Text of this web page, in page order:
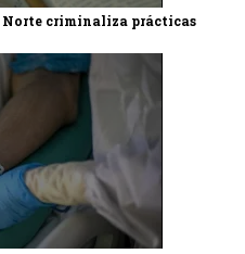
Norte criminaliza prácticas